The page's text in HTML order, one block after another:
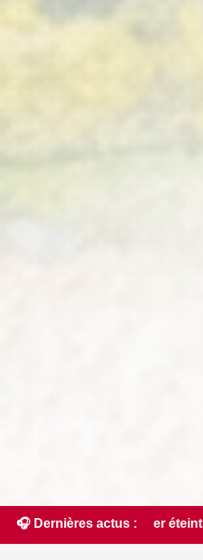
🎧 Dernières actus :
spectacle inédit ce